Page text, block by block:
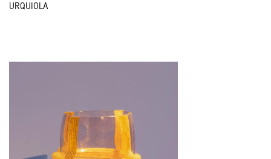
URQUIOLA